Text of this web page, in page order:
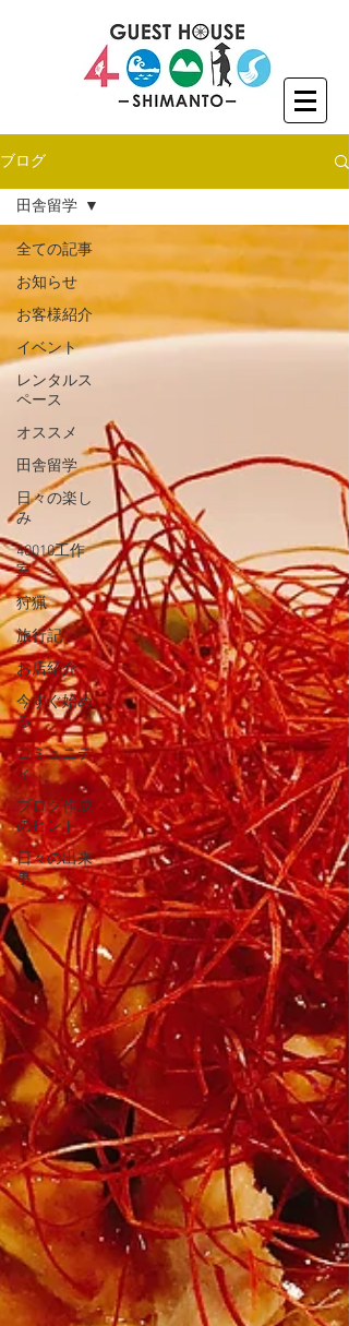
ブログ
全ての記事
お知らせ
お客様紹介
イベント
レンタルス
ペース
オススメ
田舎留学
日々の楽し
み
40010工作
室
狩猟
旅行記
お店紹介
今すぐ始め
る
コミュニテ
ィ
ブログ作成
のヒント
日々の出来
事
田舎留学